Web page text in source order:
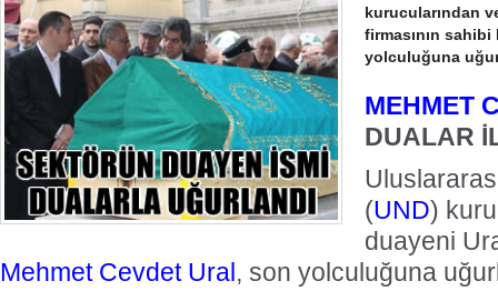
kurucularından
firmasının
yolculuğuna
MEHMET
DUALAR
(UND)
duayeni
Mehmet Cevdet Ural, son yolculuğuna